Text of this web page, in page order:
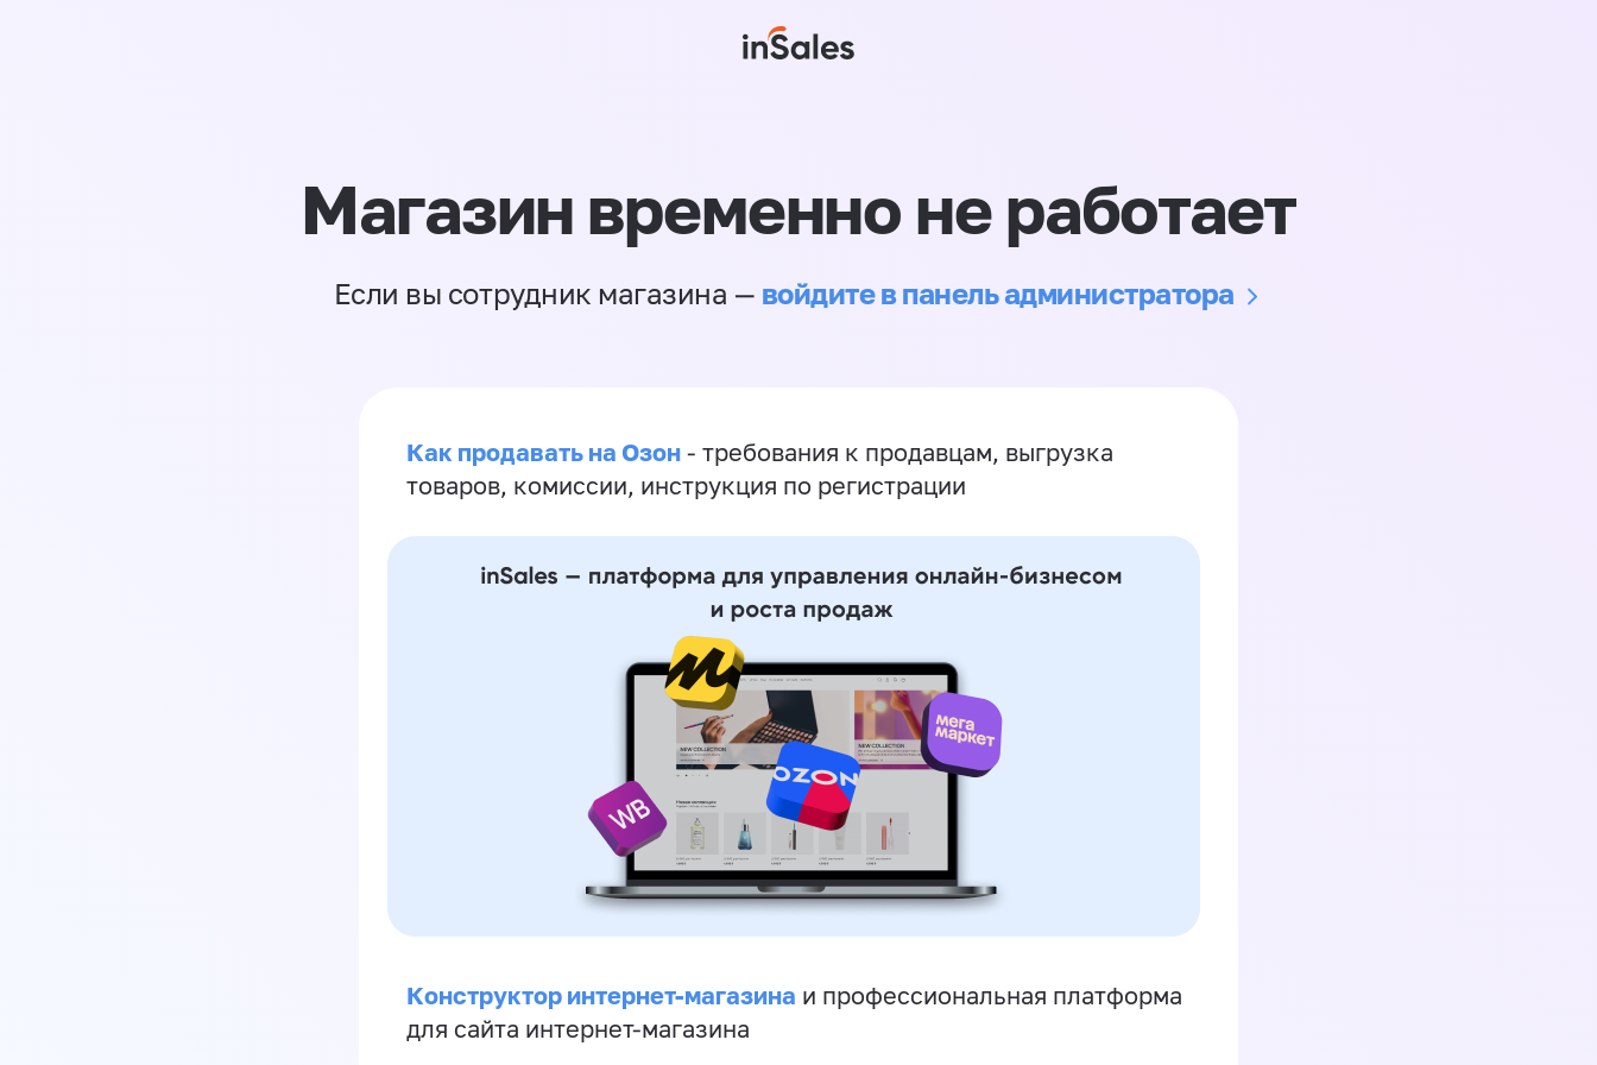
Магазин временно не работает
Если вы сотрудник магазина — войдите в панель администратора
Как продавать на Озон - требования к продавцам, выгрузка
товаров, комиссии, инструкция по регистрации
Конструктор интернет-магазина и профессиональная платформа
для сайта интернет-магазина